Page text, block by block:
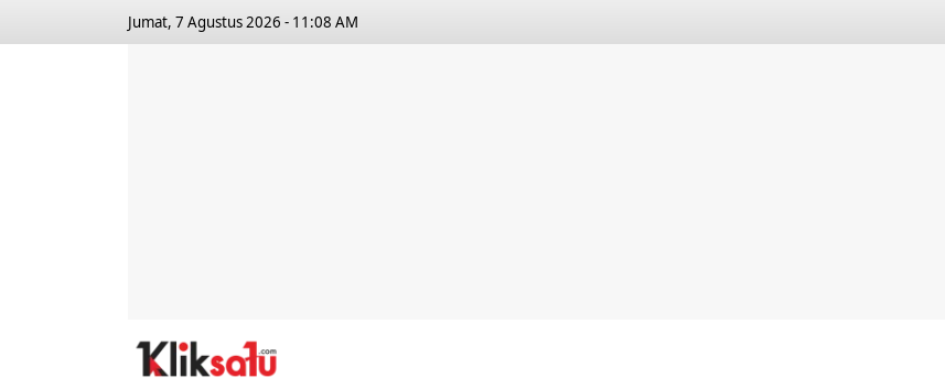
Jumat, 7 Agustus 2026 - 11:08 AM